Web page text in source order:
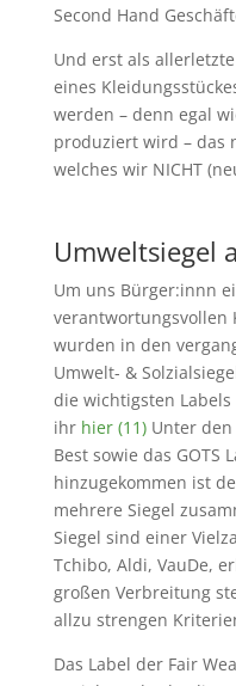
Second Hand
Und erst als
eines
werden – denn egal
produziert wird – das
welches wir NICHT
Umweltsiegel
Um uns Bürger:innn
verantwortungsvollen
wurden in den
Umwelt- &
die wichtigsten
ihr hier (11)Unter den
Best sowie das GOTS
hinzugekommen ist
mehrere Siegel
Siegel sind einer
Tchibo, Aldi, VauDe,
großen Verbreitung
allzu strengen
Das Label der Fair